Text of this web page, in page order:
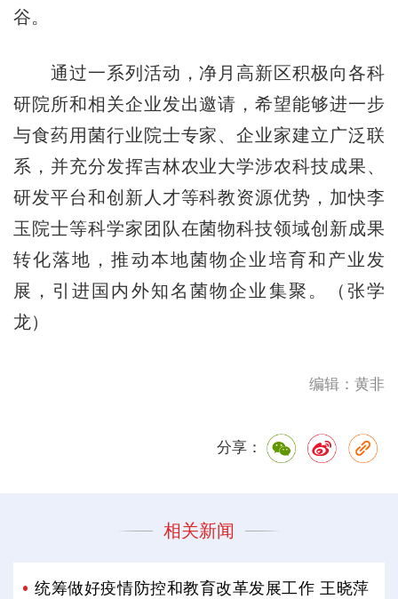
谷。
通过一系列活动，净月高新区积极向各科
研院所和相关企业发出邀请，希望能够进一步
与食药用菌行业院士专家、企业家建立广泛联
系，并充分发挥吉林农业大学涉农科技成果、
研发平台和创新人才等科教资源优势，加快李
玉院士等科学家团队在菌物科技领域创新成果
转化落地，推动本地菌物企业培育和产业发
展，引进国内外知名菌物企业集聚。（张学
龙）
编辑：黄非
分享：
相关新闻
统筹做好疫情防控和教育改革发展工作 王晓萍